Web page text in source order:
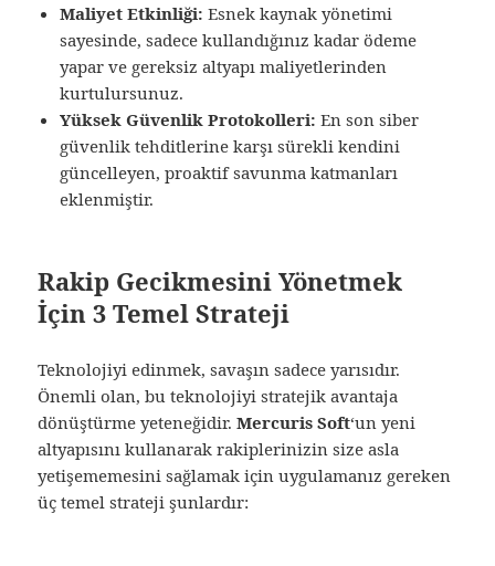
Maliyet Etkinliği: Esnek kaynak yönetimi
sayesinde, sadece kullandığınız kadar ödeme
yapar ve gereksiz altyapı maliyetlerinden
kurtulursunuz.
Yüksek Güvenlik Protokolleri: En son siber
güvenlik tehditlerine karşı sürekli kendini
güncelleyen, proaktif savunma katmanları
eklenmiştir.
Rakip Gecikmesini Yönetmek
İçin 3 Temel Strateji
Teknolojiyi edinmek, savaşın sadece yarısıdır.
Önemli olan, bu teknolojiyi stratejik avantaja
dönüştürme yeteneğidir.Mercuris Soft‘un yeni
altyapısını kullanarak rakiplerinizin size asla
yetişememesini sağlamak için uygulamanız gereken
üç temel strateji şunlardır: